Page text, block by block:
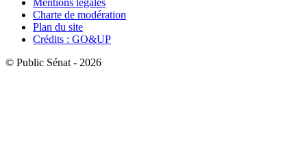
Mentions légales
Charte de modération
Plan du site
Crédits : GO&UP
© Public Sénat - 2026